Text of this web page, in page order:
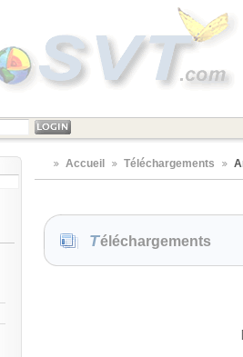
Accueil Téléchargements
Téléchargements